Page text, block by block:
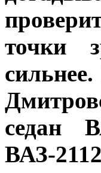
точки
седан
ВАЗ-